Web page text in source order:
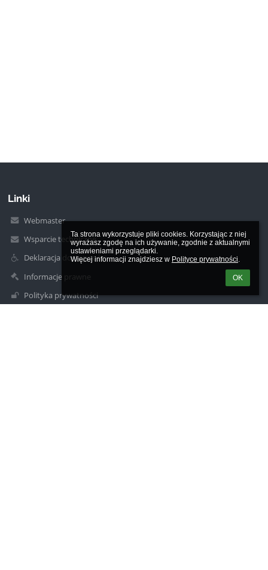
Ta strona wykorzystuje pliki cookies. Korzystając z niej
wyrażasz zgodę na ich używanie, zgodnie z aktualnymi
ustawieniami przeglądarki.
Więcej informacji znajdziesz w Polityce prywatności.
OK
Linki
Webmaster
Wsparcie techniczne
Deklaracja dostępności
Informacje prawne
Polityka prywatności